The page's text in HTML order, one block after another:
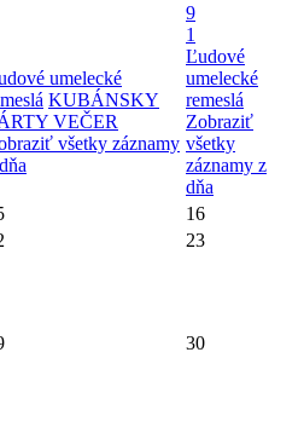
umelecké
KUBÁNSKY
VEČER
všetky záznamy
9
1
Ľudové
umelecké
remeslá
Zobraziť
všetky
záznamy z
dňa
16
23
30